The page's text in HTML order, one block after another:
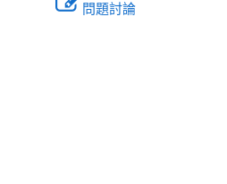
問題討論